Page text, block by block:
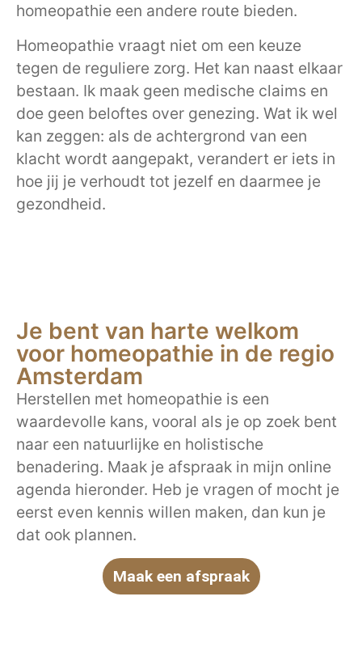
homeopathie een andere route bieden.
Homeopathie vraagt niet om een keuze
tegen de reguliere zorg. Het kan naast elkaar
bestaan. Ik maak geen medische claims en
doe geen beloftes over genezing. Wat ik wel
kan zeggen: als de achtergrond van een
klacht wordt aangepakt, verandert er iets in
hoe jij je verhoudt tot jezelf en daarmee je
gezondheid.
Je bent van harte welkom
voor homeopathie in de regio
Amsterdam
Herstellen met homeopathie is een
waardevolle kans, vooral als je op zoek bent
naar een natuurlijke en holistische
benadering. Maak je afspraak in mijn online
agenda hieronder. Heb je vragen of mocht je
eerst even kennis willen maken, dan kun je
dat ook plannen.
Maak een afspraak